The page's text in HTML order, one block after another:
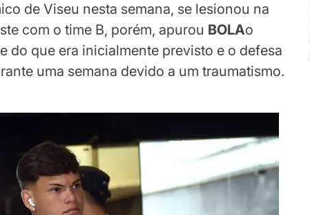
de Viseu nesta semana, se lesionou na
com o time B, porém, apurou BOLAo
do que era inicialmente previsto e o defesa
uma semana devido a um traumatismo.